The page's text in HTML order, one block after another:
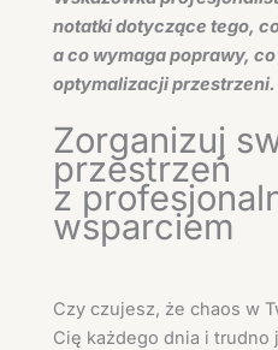
notatki dotyczące tego,
a co wymaga poprawy,
optymalizacji przestrzeni.
Zorganizuj
przestrzeń
z
wsparciem
Czy czujesz, że chaos w
Cię każdego dnia i trudno